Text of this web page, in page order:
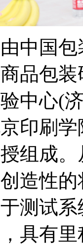
中国
品包
中心(
印刷
组成
造性
测试
具有